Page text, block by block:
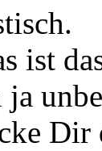
ist
ja
Dir